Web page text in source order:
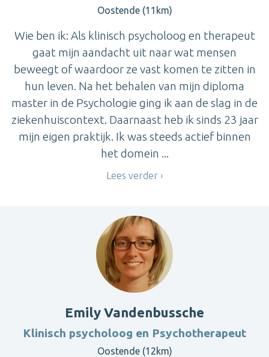
Oostende (11km)
Wie ben ik: Als klinisch psycholoog en therapeut
gaat mijn aandacht uit naar wat mensen
beweegt of waardoor ze vast komen te zitten in
hun leven. Na het behalen van mijn diploma
master in de Psychologie ging ik aan de slag in de
ziekenhuiscontext. Daarnaast heb ik sinds 23 jaar
mijn eigen praktijk. Ik was steeds actief binnen
het domein ...
Lees verder
Emily Vandenbussche
Klinisch psycholoog en Psychotherapeut
Oostende (12km)